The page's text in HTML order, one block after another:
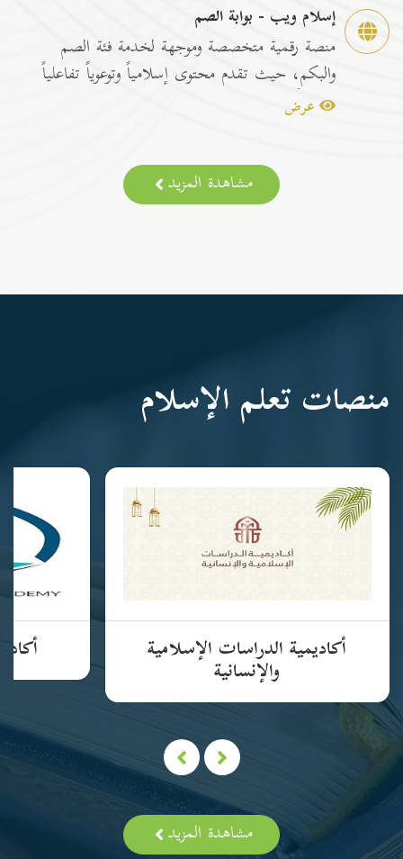
إسلام ويب - بوابة الصم
منصة رقمية متخصصة وموجهة لخدمة فئة الصم
والبكم، حيث تقدم محتوى إسلامياً وتوعوياً تفاعلياً
مترجماً با...
عرض
مشاهدة المزيد
منصات تعلم الإسلام
أكاديمية الدراسات الإسلامية
والإنسانية
مشاهدة المزيد